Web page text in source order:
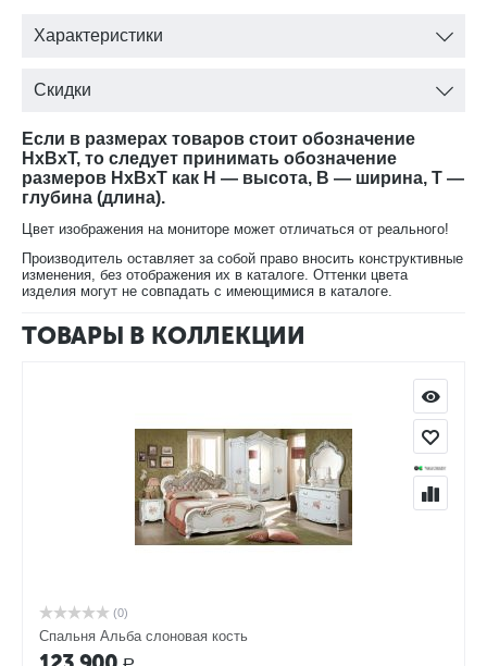
Характеристики
Скидки
Если в размерах товаров стоит обозначение
HxBxT, то следует принимать обозначение
размеров HxBxT как H — высота, B — ширина, T —
глубина (длина).
Цвет изображения на мониторе может отличаться от реального!
Производитель оставляет за собой право вносить конструктивные
изменения, без отображения их в каталоге. Оттенки цвета
изделия могут не совпадать с имеющимися в каталоге.
ТОВАРЫ В КОЛЛЕКЦИИ
(0)
Спальня Альба слоновая кость